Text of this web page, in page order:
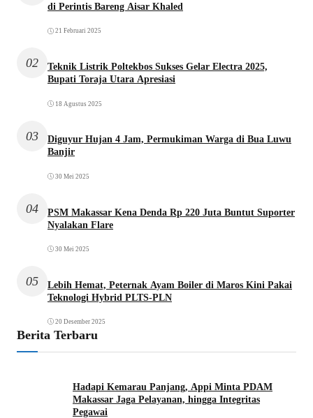
di Perintis Bareng Aisar Khaled
21 Februari 2025
02
Teknik Listrik Poltekbos Sukses Gelar Electra 2025,
Bupati Toraja Utara Apresiasi
18 Agustus 2025
03
Diguyur Hujan 4 Jam, Permukiman Warga di Bua Luwu
Banjir
30 Mei 2025
04
PSM Makassar Kena Denda Rp 220 Juta Buntut Suporter
Nyalakan Flare
30 Mei 2025
05
Lebih Hemat, Peternak Ayam Boiler di Maros Kini Pakai
Teknologi Hybrid PLTS-PLN
20 Desember 2025
Berita Terbaru
Hadapi Kemarau Panjang, Appi Minta PDAM
Makassar Jaga Pelayanan, hingga Integritas
Pegawai